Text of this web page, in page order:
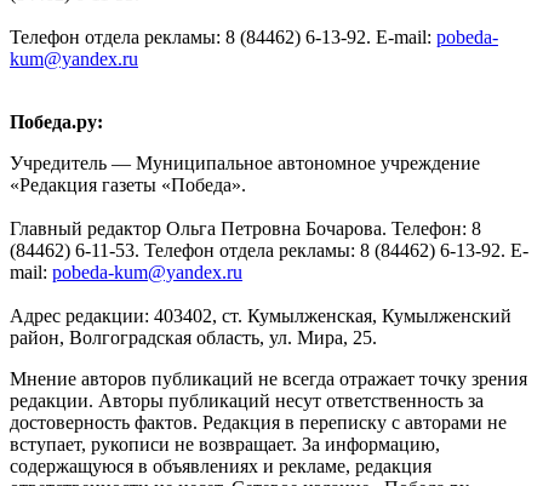
Телефон отдела рекламы: 8 (84462) 6-13-92. E-mail: pobeda-
kum@yandex.ru
Победа.ру:
Учредитель — Муниципальное автономное учреждение
«Редакция газеты «Победа».
Главный редактор Ольга Петровна Бочарова. Телефон: 8
(84462) 6-11-53. Телефон отдела рекламы: 8 (84462) 6-13-92. E-
mail: pobeda-kum@yandex.ru
Адрес редакции: 403402, ст. Кумылженская, Кумылженский
район, Волгоградская область, ул. Мира, 25.
Мнение авторов публикаций не всегда отражает точку зрения
редакции. Авторы публикаций несут ответственность за
достоверность фактов. Редакция в переписку с авторами не
вступает, рукописи не возвращает. За информацию,
содержащуюся в объявлениях и рекламе, редакция